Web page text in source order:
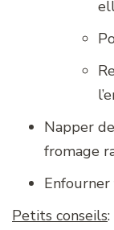
Napper
fromage
Petits conseils: